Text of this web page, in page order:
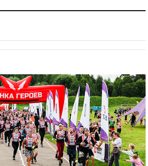
безвизовые турпоездки для
Вьетнама
12:36 Экспорт растворимого
кофе из России достиг
рекордных показателей
12:30Российские войска
взяли под контроль село
Анискино в Харьковской
области